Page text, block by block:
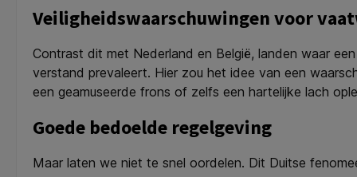
Veiligheidswaarschuwingen voor
Contrast dit met Nederland en België, landen waar
verstand prevaleert. Hier zou het idee van een
een geamuseerde frons of zelfs een hartelijke lach
Goede bedoelde regelgeving
Maar laten we niet te snel oordelen. Dit Duitse